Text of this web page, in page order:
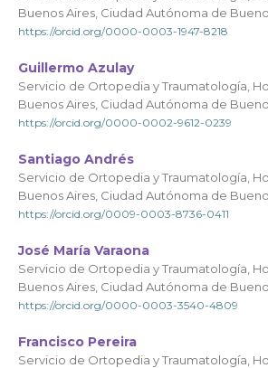
Buenos Aires, Ciudad Autónoma de
https://orcid.org/0000-0003-1947-8218
Guillermo Azulay
Servicio de Ortopedia y Traumatología,
Buenos Aires, Ciudad Autónoma de
https://orcid.org/0000-0002-9612-0239
Santiago Andrés
Servicio de Ortopedia y Traumatología,
Buenos Aires, Ciudad Autónoma de
https://orcid.org/0009-0003-8736-0411
José María Varaona
Servicio de Ortopedia y Traumatología,
Buenos Aires, Ciudad Autónoma de
https://orcid.org/0000-0003-3540-4809
Francisco Pereira
Servicio de Ortopedia y Traumatología,